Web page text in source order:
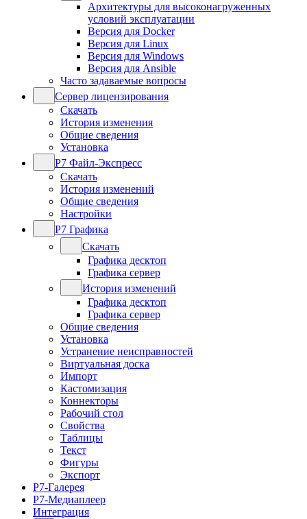
Архитектуры для высоконагруженных
условий эксплуатации
Версия для Docker
Версия для Linux
Версия для Windows
Версия для Ansible
Часто задаваемые вопросы
Сервер лицензирования
Скачать
История изменения
Общие сведения
Установка
Р7 Файл-Экспресс
Скачать
История изменений
Общие сведения
Настройки
Р7 Графика
Скачать
Графика десктоп
Графика сервер
История изменений
Графика десктоп
Графика сервер
Общие сведения
Установка
Устранение неисправностей
Виртуальная доска
Импорт
Кастомизация
Коннекторы
Рабочий стол
Свойства
Таблицы
Текст
Фигуры
Экспорт
Р7-Галерея
Р7-Медиаплеер
Интеграция